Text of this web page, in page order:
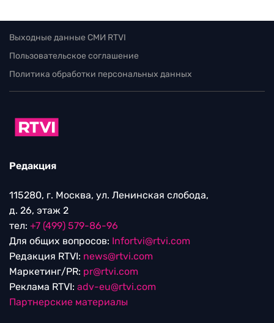
Выходные данные СМИ RTVI
Пользовательское соглашение
Политика обработки персональных данных
Редакция
115280, г. Москва, ул. Ленинская слобода,
д. 26, этаж 2
тел: +7 (499) 579-86-96
Для общих вопросов: Infortvi@rtvi.com
Редакция RTVI: news@rtvi.com
Маркетинг/PR: pr@rtvi.com
Реклама RTVI: adv-eu@rtvi.com
Партнерские материалы